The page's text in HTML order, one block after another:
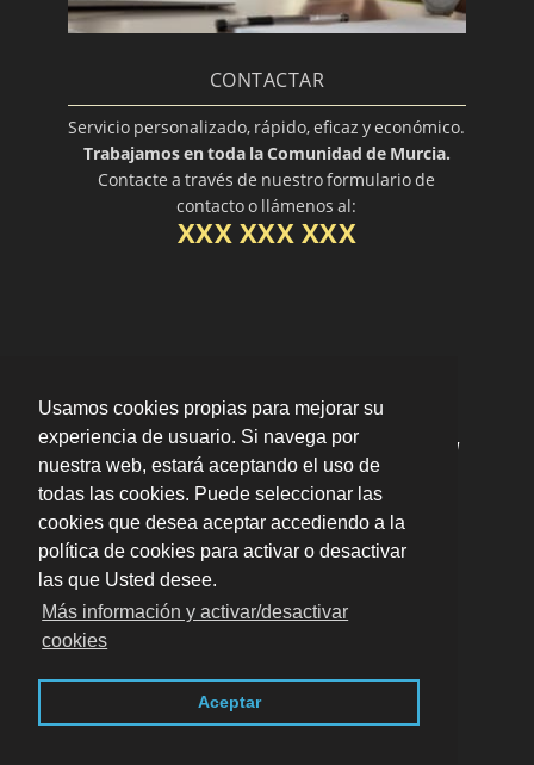
Usamos cookies propias para mejorar su
experiencia de usuario. Si navega por
nuestra web, estará aceptando el uso de
todas las cookies. Puede seleccionar las
cookies que desea aceptar accediendo a la
política de cookies para activar o desactivar
las que Usted desee.
Más información y activar/desactivar
cookies
Aceptar
CONTACTAR
Servicio personalizado, rápido, eficaz y económico.
Trabajamos en toda la Comunidad de Murcia.
Contacte a través de nuestro formulario de
contacto o llámenos al:
XXX XXX XXX
"Servicio rápido y profesional. Desatascaron el
desagüe de mi cocina en el momento."
Fernandovaloración10/10
Enviar opinión
| En toda Murcia ·Aviso legal · LSSI · Política
de cookies · Política de privacidad